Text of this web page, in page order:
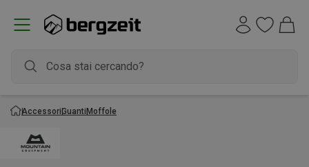
AccessoriGuantiMoffole